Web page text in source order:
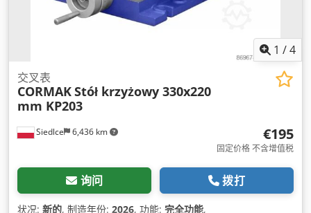
1 /4
Siedlce 6,436 km
交叉表
CORMAKStół krzyżowy 330x220
mm KP203
€195
固定价格 不含增值税
询问 拨打
状况: 新的, 制造年份: 2026, 功能: 完全功能,